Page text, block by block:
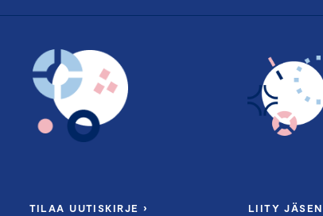
TILAA UUTISKIRJE › LIITY